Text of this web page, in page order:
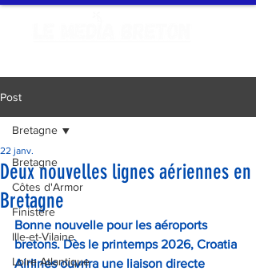
Post
Bretagne
Côtes d'Armor
Finistère
Ille-et-Vilaine
Loire Atlantique
Bretagne
Deux nouvelles lignes aériennes en
Bretagne
22 janv.
Bonne nouvelle pour les aéroports
bretons. Dès le printemps 2026, Croatia
Airlines ouvrira une liaison directe